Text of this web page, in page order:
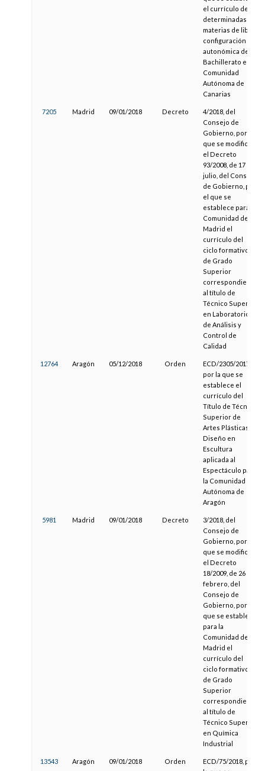
el currículo de
determinadas
materias de libre
configuración
autonómica de
Bachillerato en la
Comunidad
Autónoma de
Canarias
7205 Madrid 09/01/2018 Decreto
4/2018, del
Consejo de
Gobierno, por el
que se modifica
el Decreto
93/2008, de 17 de
julio, del Consejo
de Gobierno, por
el que se
establece para la
Comunidad de
Madrid el
currículo del
ciclo formativo
de Grado
Superior
correspondiente
al título de
Técnico Superior
en Laboratorio
de Análisis y
Control de
Calidad
12764 Aragón 05/12/2018 Orden
ECD/2305/2017,
por la que se
establece el
currículo del
Título de Técnico
Superior de
Artes Plásticas y
Diseño en
Escultura
aplicada al
Espectáculo para
la Comunidad
Autónoma de
Aragón
5981 Madrid 09/01/2018 Decreto
3/2018, del
Consejo de
Gobierno, por el
que se modifica
el Decreto
18/2009, de 26 de
febrero, del
Consejo de
Gobierno, por el
que se establece
para la
Comunidad de
Madrid el
currículo del
ciclo formativo
de Grado
Superior
correspondiente
al título de
Técnico Superior
en Química
Industrial
13543 Aragón 09/01/2018 Orden
ECD/75/2018, por